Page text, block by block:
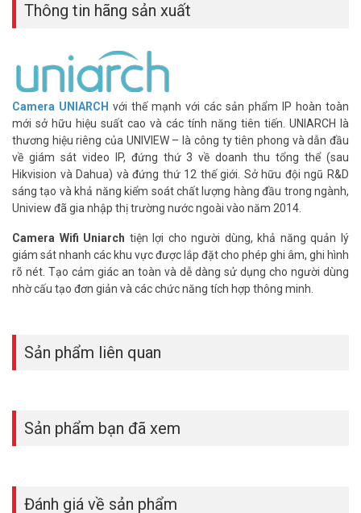
với mã thông dụng có sẵn, 30 ngày đối với hàng không có
Đặt hàng Online ngay Kit camera UNIARCH COMBO X44P1 mới
nhất, xin vui lòng liên hệ HOTLINE
nhất. Tham khảo thêm hình ảnh tại
Facebook Vuhoangtelecom
nhé.
Thông tin hãng sản xuất
Camera UNIARCH với thế mạnh với các sản phẩm IP hoàn toàn
mới sở hữu hiệu suất cao và các tính năng tiên tiến. UNIARCH là
thương hiệu riêng của UNIVIEW – là công ty tiên phong và dẫn đầu
về giám sát video IP, đứng thứ 3 về doanh thu tổng thể (sau
Hikvision và Dahua) và đứng thứ 12 thế giới. Sở hữu đội ngũ R&D
sáng tạo và khả năng kiểm soát chất lượng hàng đầu trong ngành,
Uniview đã gia nhập thị trường nước ngoài vào năm 2014.
Camera Wifi Uniarch tiện lợi cho người dùng, khả năng quản lý
giám sát nhanh các khu vực được lắp đặt cho phép ghi âm, ghi hình
rõ nét. Tạo cảm giác an toàn và dễ dàng sử dụng cho người dùng
nhờ cấu tạo đơn giản và các chức năng tích hợp thông minh.
Sản phẩm liên quan
Sản phẩm bạn đã xem
Đánh giá về sản phẩm